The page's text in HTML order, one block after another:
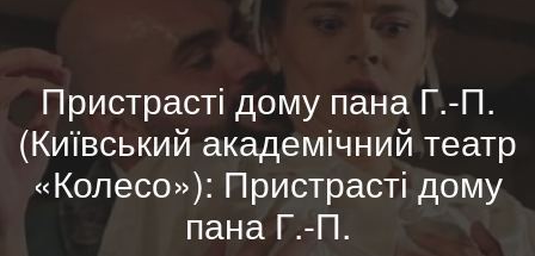
Пристрасті дому пана Г.-П.
(Київський академічний театр
«Колесо»): Пристрасті дому
пана Г.-П.